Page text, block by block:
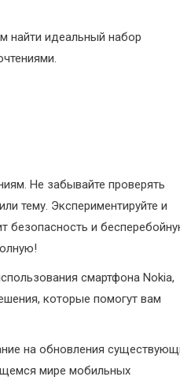
найти идеальный набор
Не забывайте проверять
тему. Экспериментируйте и
безопасность и
смартфона Nokia,
которые помогут вам
на обновления
мире мобильных